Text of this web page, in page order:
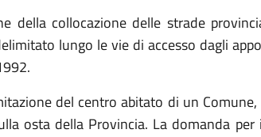
della collocazione delle strade
lungo le vie di accesso dagli
del centro abitato di un
osta della Provincia. La domanda